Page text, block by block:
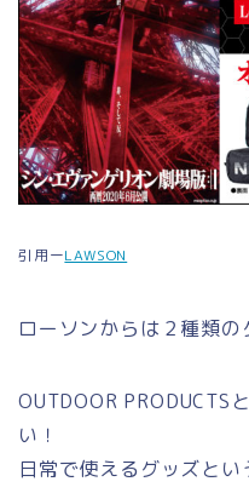
引用ーLAWSON
ローソンからは２種類の
OUTDOOR PRODUCTS
い！
日常で使えるグッズとい